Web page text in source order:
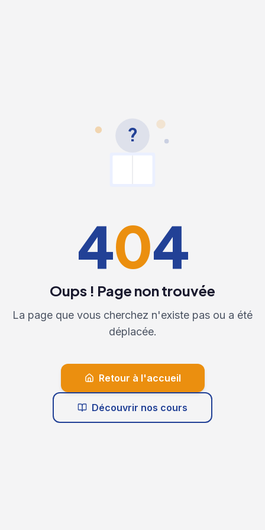
?
404
Oups ! Page non trouvée
La page que vous cherchez n'existe pas ou a été
déplacée.
Retour à l'accueil
Découvrir nos cours